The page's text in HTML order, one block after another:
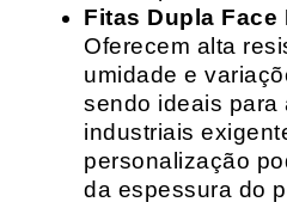
Fitas Dupla Face
Oferecem alta
umidade e
sendo ideais para
industriais
personalização
da espessura do